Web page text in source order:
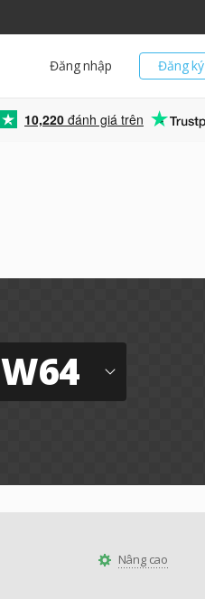
Đăng ký
Đăng nhập
10,220 đánh giá trên
W64
Nâng cao